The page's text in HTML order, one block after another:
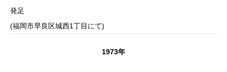
発足
(福岡市早良区城西1丁目にて)
1973年